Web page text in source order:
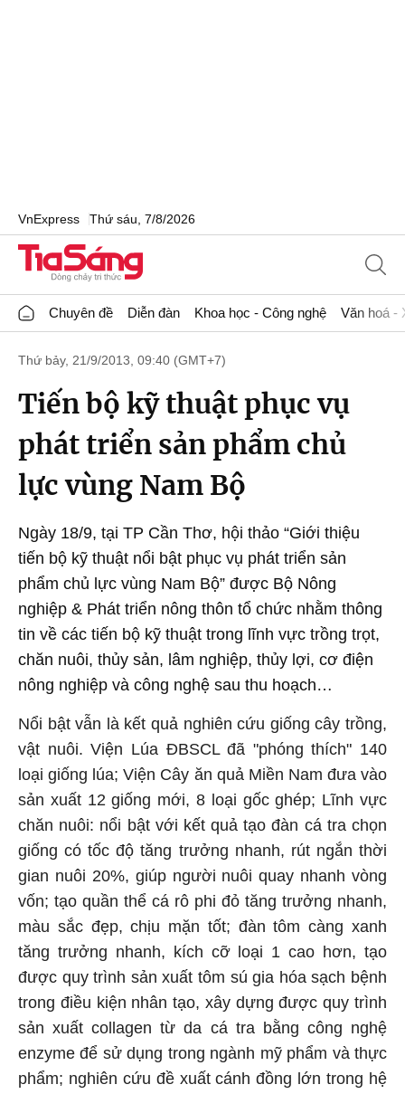
VnExpress Thứ sáu, 7/8/2026
Chuyên đề Diễn đàn Khoa học - Công nghệ Văn hoá -
Thứ bảy, 21/9/2013, 09:40 (GMT+7)
Tiến bộ kỹ thuật phục vụ
phát triển sản phẩm chủ
lực vùng Nam Bộ
Ngày 18/9, tại TP Cần Thơ, hội thảo “Giới thiệu
tiến bộ kỹ thuật nổi bật phục vụ phát triển sản
phẩm chủ lực vùng Nam Bộ” được Bộ Nông
nghiệp & Phát triển nông thôn tổ chức nhằm thông
tin về các tiến bộ kỹ thuật trong lĩnh vực trồng trọt,
chăn nuôi, thủy sản, lâm nghiệp, thủy lợi, cơ điện
nông nghiệp và công nghệ sau thu hoạch…
Nổi bật vẫn là kết quả nghiên cứu giống cây trồng,
vật nuôi. Viện Lúa ĐBSCL đã "phóng thích" 140
loại giống lúa; Viện Cây ăn quả Miền Nam đưa vào
sản xuất 12 giống mới, 8 loại gốc ghép; Lĩnh vực
chăn nuôi: nổi bật với kết quả tạo đàn cá tra chọn
giống có tốc độ tăng trưởng nhanh, rút ngắn thời
gian nuôi 20%, giúp người nuôi quay nhanh vòng
vốn; tạo quần thể cá rô phi đỏ tăng trưởng nhanh,
màu sắc đẹp, chịu mặn tốt; đàn tôm càng xanh
tăng trưởng nhanh, kích cỡ loại 1 cao hơn, tạo
được quy trình sản xuất tôm sú gia hóa sạch bệnh
trong điều kiện nhân tạo, xây dựng được quy trình
sản xuất collagen từ da cá tra bằng công nghệ
enzyme để sử dụng trong ngành mỹ phẩm và thực
phẩm; nghiên cứu đề xuất cánh đồng lớn trong hệ